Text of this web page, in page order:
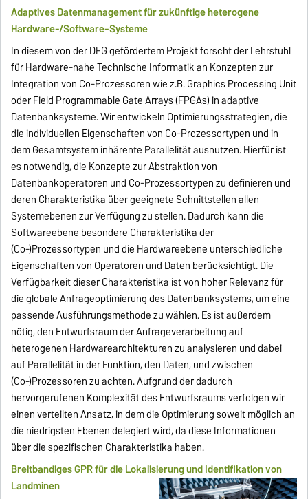
Adaptives Datenmanagement für zukünftige heterogene
Hardware-/Software-Systeme
In diesem von der DFG gefördertem Projekt forscht der Lehrstuhl
für Hardware-nahe Technische Informatik an Konzepten zur
Integration von Co-Prozessoren wie z.B. Graphics Processing Unit
oder Field Programmable Gate Arrays (FPGAs) in adaptive
Datenbanksysteme. Wir entwickeln Optimierungsstrategien, die
die individuellen Eigenschaften von Co-Prozessortypen und in
dem Gesamtsystem inhärente Parallelität ausnutzen. Hierfür ist
es notwendig, die Konzepte zur Abstraktion von
Datenbankoperatoren und Co-Prozessortypen zu definieren und
deren Charakteristika über geeignete Schnittstellen allen
Systemebenen zur Verfügung zu stellen. Dadurch kann die
Softwareebene besondere Charakteristika der
(Co-)Prozessortypen und die Hardwareebene unterschiedliche
Eigenschaften von Operatoren und Daten berücksichtigt. Die
Verfügbarkeit dieser Charakteristika ist von hoher Relevanz für
die globale Anfrageoptimierung des Datenbanksystems, um eine
passende Ausführungsmethode zu wählen. Es ist außerdem
nötig, den Entwurfsraum der Anfrageverarbeitung auf
heterogenen Hardwarearchitekturen zu analysieren und dabei
auf Parallelität in der Funktion, den Daten, und zwischen
(Co-)Prozessoren zu achten. Aufgrund der dadurch
hervorgerufenen Komplexität des Entwurfsraums verfolgen wir
einen verteilten Ansatz, in dem die Optimierung soweit möglich an
die niedrigsten Ebenen delegiert wird, da diese Informationen
über die spezifischen Charakteristika haben.
Breitbandiges GPR für die Lokalisierung und Identifikation von
Landminen